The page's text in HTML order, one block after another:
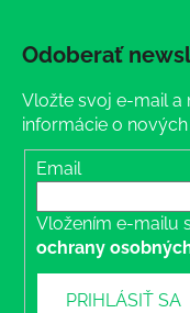
Odoberať
Vložte svoj e-mail a
informácie o
Email
Vložením e-mailu
ochrany
PRIHLÁSIŤ SA